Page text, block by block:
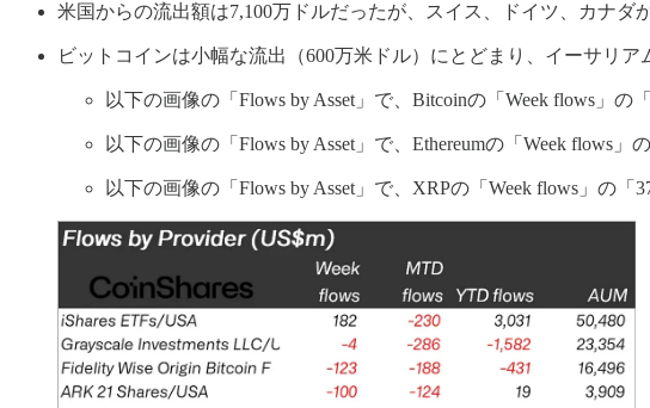
米国からの流出額は7,100万ドルだったが、スイス、ドイツ、カナダ
ビットコインは小幅な流出（600万米ドル）にとどまり、イーサリ
以下の画像の「Flows by Asset」で、Bitcoinの「Week flows」の
以下の画像の「Flows by Asset」で、Ethereumの「Week flows」
以下の画像の「Flows by Asset」で、XRPの「Week flows」の「